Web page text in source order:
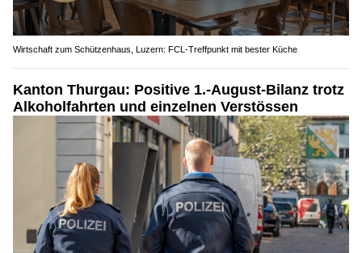
Wirtschaft zum Schützenhaus, Luzern: FCL-Treffpunkt mit bester Küche
Kanton Thurgau: Positive 1.-August-Bilanz trotz
Alkoholfahrten und einzelnen Verstössen